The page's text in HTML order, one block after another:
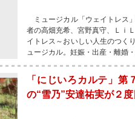
ミュージカル「ウェイトレス
者の高畑充希、宮野真守、Ｌｉ
イトレス～おいしい人生のつく
ュージカル。妊娠・出産・離婚
「にじいろカルテ」
の“雪乃”安達祐実が２